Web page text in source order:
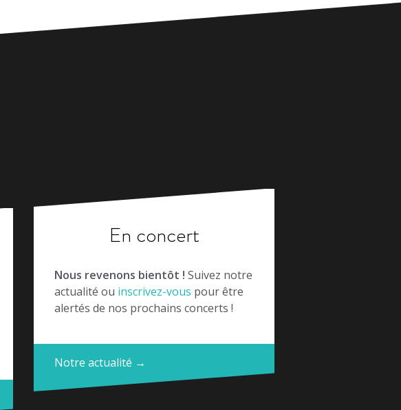
En concert
Nous revenons bientôt ! Suivez notre
actualité ou inscrivez-vous pour être
alertés de nos prochains concerts !
Notre actualité →